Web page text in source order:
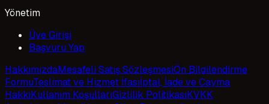
Yönetim
Üye Girişi
Başvuru Yap
HakkımızdaMesafeli Satış SözleşmesiÖn Bilgilendirme
FormuTeslimat ve Hizmet İfasıİptal, İade ve Cayma
HakkıKullanım KoşullarıGizlilik PolitikasıKVKK